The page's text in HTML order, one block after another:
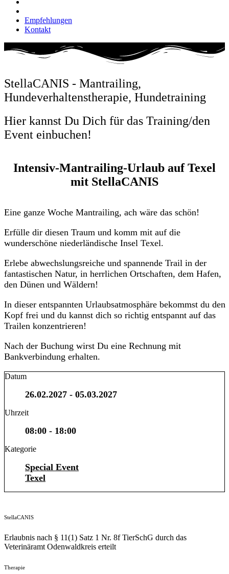
Empfehlungen
Kontakt
StellaCANIS - Mantrailing,
Hundeverhaltenstherapie, Hundetraining
Hier kannst Du Dich für das Training/den
Event einbuchen!
Intensiv-Mantrailing-Urlaub auf Texel
mit StellaCANIS
Eine ganze Woche Mantrailing, ach wäre das schön!
Erfülle dir diesen Traum und komm mit auf die
wunderschöne niederländische Insel Texel.
Erlebe abwechslungsreiche und spannende Trail in der
fantastischen Natur, in herrlichen Ortschaften, dem Hafen,
den Dünen und Wäldern!
In dieser entspannten Urlaubsatmosphäre bekommst du den
Kopf frei und du kannst dich so richtig entspannt auf das
Trailen konzentrieren!
Nach der Buchung wirst Du eine Rechnung mit
Bankverbindung erhalten.
Datum
26.02.2027 - 05.03.2027
Uhrzeit
08:00 - 18:00
Kategorie
Special Event
Texel
StellaCANIS
Erlaubnis nach § 11(1) Satz 1 Nr. 8f TierSchG durch das
Veterinäramt Odenwaldkreis erteilt
Therapie